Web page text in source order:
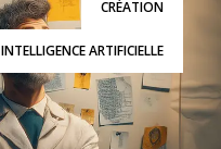
CRÉATION
INTELLIGENCE ARTIFICIELLE